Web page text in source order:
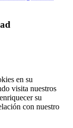
en su
visita nuestros
su
con nuestro